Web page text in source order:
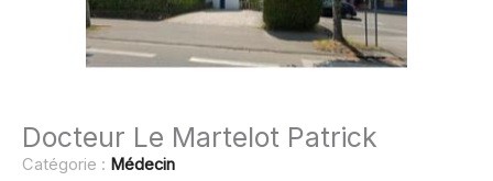
Docteur Le Martelot Patrick
Catégorie : Médecin